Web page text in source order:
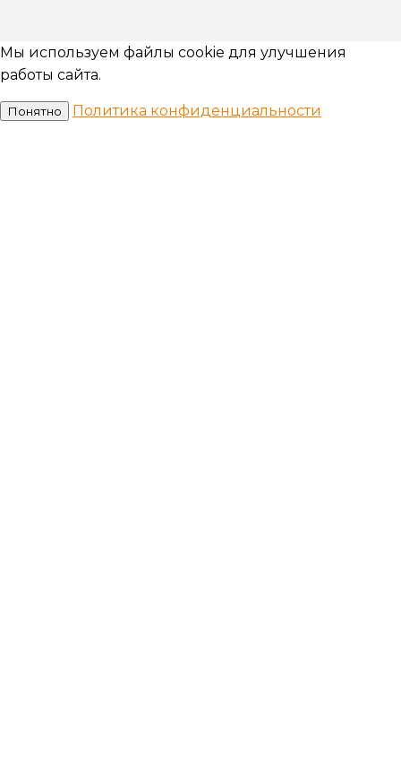
Мы используем файлы cookie для улучшения
работы сайта.
Понятно Политика конфиденциальности